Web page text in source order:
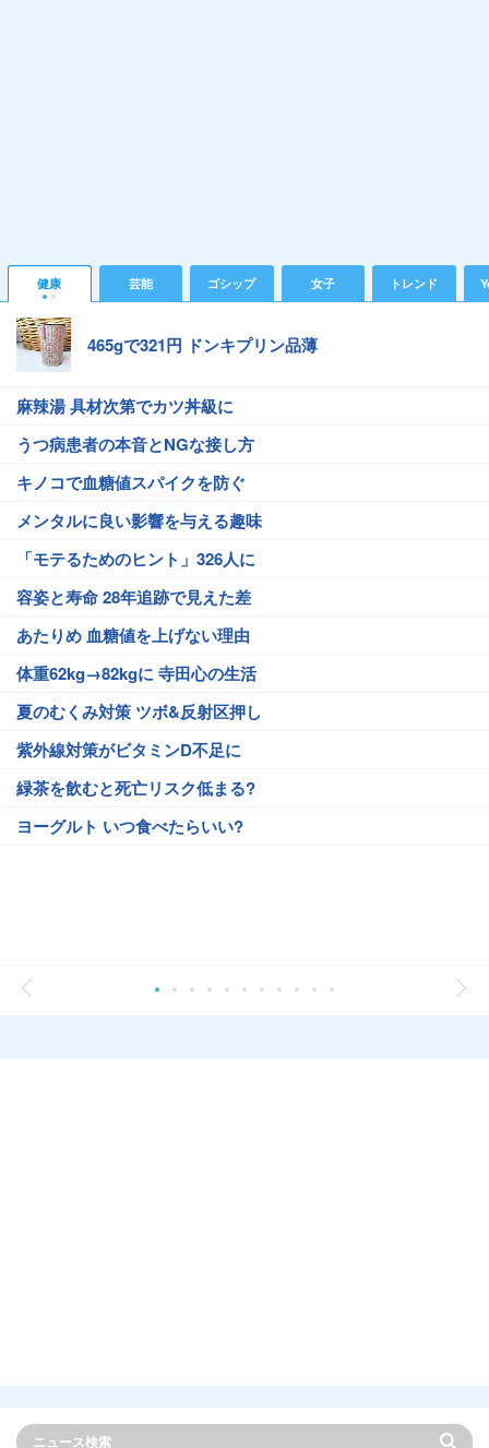
健康 芸能 ゴシップ 女子 トレンド
465gで321円 ドンキプリン品薄
麻辣湯 具材次第でカツ丼級に
うつ病患者の本音とNGな接し方
キノコで血糖値スパイクを防ぐ
メンタルに良い影響を与える趣味
「モテるためのヒント」326人に
容姿と寿命 28年追跡で見えた差
あたりめ 血糖値を上げない理由
体重62kg→82kgに 寺田心の生活
夏のむくみ対策 ツボ&反射区押し
紫外線対策がビタミンD不足に
緑茶を飲むと死亡リスク低まる?
ヨーグルト いつ食べたらいい?